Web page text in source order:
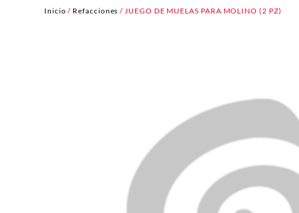
Inicio / Refacciones / JUEGO DE MUELAS PARA MOLINO (2 PZ)